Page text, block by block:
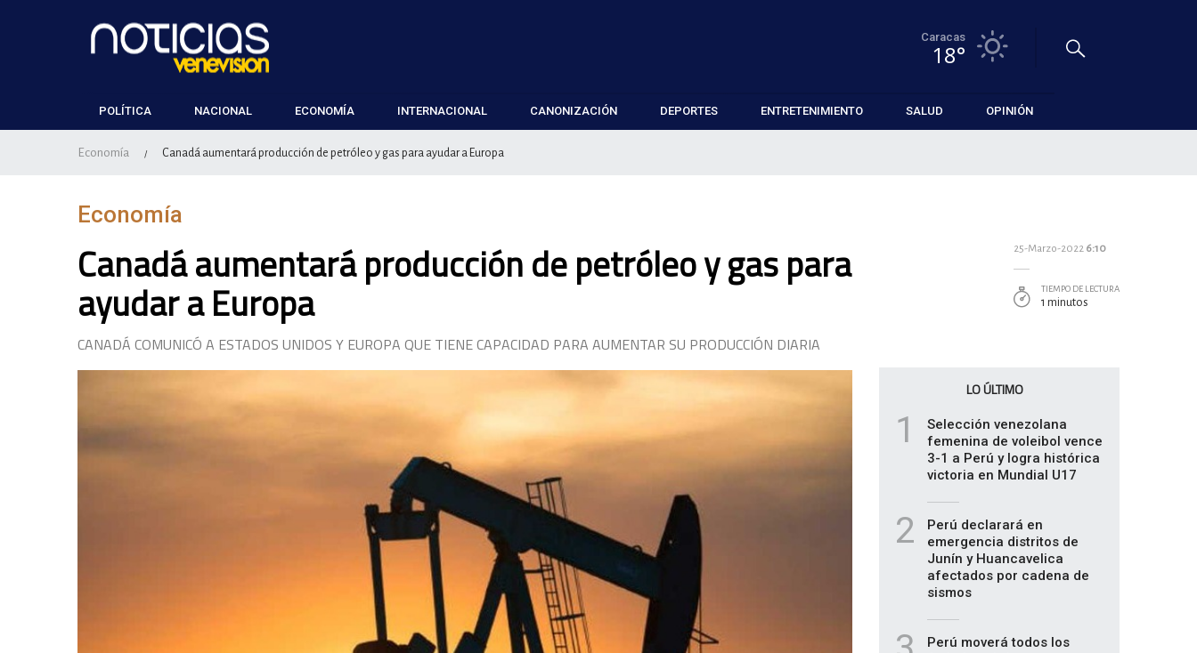
Caracas
18°
POLÍTICA NACIONAL ECONOMÍA INTERNACIONAL CANONIZACIÓN DEPORTES ENTRETENIMIENTO SALUD OPINIÓN
Economía / Canadá aumentará producción de petróleo y gas para ayudar a Europa
Economía
Canadá aumentará producción de petróleo y gas para
ayudar a Europa
CANADÁ COMUNICÓ A ESTADOS UNIDOS Y EUROPA QUE TIENE CAPACIDAD PARA AUMENTAR SU PRODUCCIÓN DIARIA
25-Marzo-2022 6:10
TIEMPO DE LECTURA
1 minutos
LO ÚLTIMO
1
Selección venezolana
femenina de voleibol vence
3-1 a Perú y logra histórica
victoria en Mundial U17
2
Perú declarará en
emergencia distritos de
Junín y Huancavelica
afectados por cadena de
sismos
Perú moverá todos los